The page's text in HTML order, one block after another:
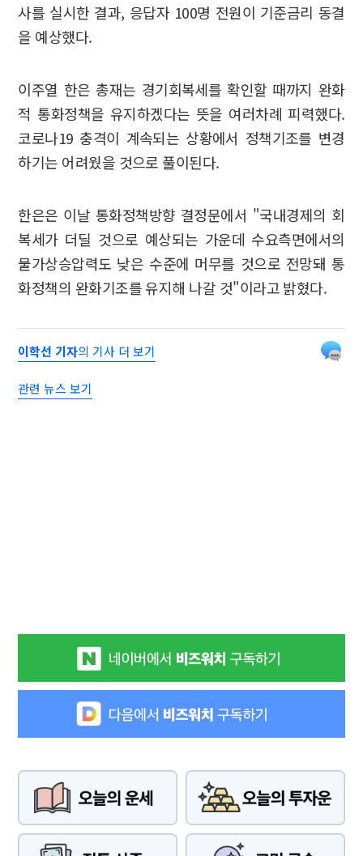
사를 실시한 결과, 응답자 100명 전원이 기준금리 동결
을 예상했다.
이주열 한은 총재는 경기회복세를 확인할 때까지 완화
적 통화정책을 유지하겠다는 뜻을 여러차례 피력했다.
코로나19 충격이 계속되는 상황에서 정책기조를 변경
하기는 어려웠을 것으로 풀이된다.
한은은 이날 통화정책방향 결정문에서 "국내경제의 회
복세가 더딜 것으로 예상되는 가운데 수요측면에서의
물가상승압력도 낮은 수준에 머무를 것으로 전망돼 통
화정책의 완화기조를 유지해 나갈 것"이라고 밝혔다.
이학선 기자의 기사 더 보기
관련 뉴스 보기